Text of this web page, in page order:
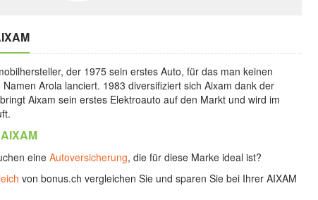
der 1975 sein erstes Auto, für das man keinen
Arola lanciert. 1983 diversifiziert sich Aixam dank der
Aixam sein erstes Elektroauto auf den Markt und wird im
eine Autoversicherung, die für diese Marke ideal ist?
von bonus.ch vergleichen Sie und sparen Sie bei Ihrer AIXAM